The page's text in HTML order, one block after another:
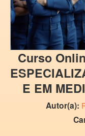
Curso
E EM
Autor(a):